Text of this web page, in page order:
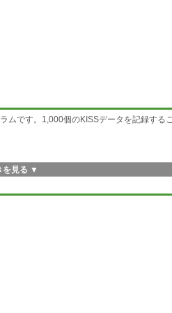
です。1,000個のKISSデータを記録する
を見る ▼